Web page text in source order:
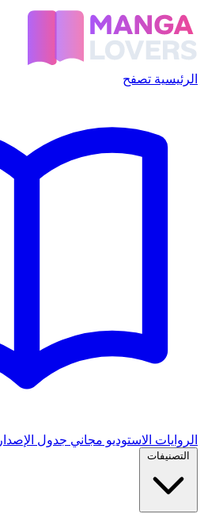
الرئيسية تصفح
الروايات الاستوديو مجاني جدول الإصدار
التصنيفات